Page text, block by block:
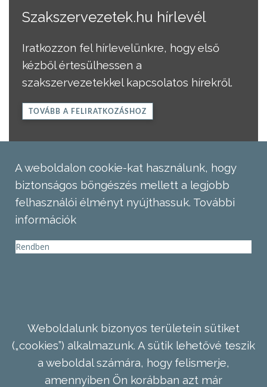
Szakszervezetek.hu hírlevél
Iratkozzon fel hírlevelünkre, hogy első
kézből értesülhessen a
szakszervezetekkel kapcsolatos hírekről.
TOVÁBB A FELIRATKOZÁSHOZ
A weboldalon cookie-kat használunk, hogy
biztonságos böngészés mellett a legjobb
felhasználói élményt nyújthassuk. További
információk
Rendben
Weboldalunk bizonyos területein sütiket
(„cookies”) alkalmazunk. A sütik lehetővé teszik
a weboldal számára, hogy felismerje,
amennyiben Ön korábban azt már